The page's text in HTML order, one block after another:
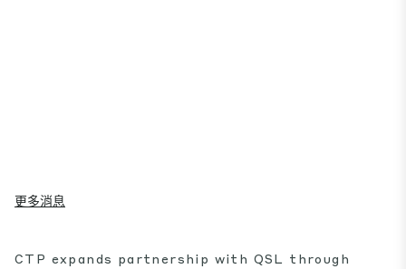
更多消息
CTP expands partnership with QSL through